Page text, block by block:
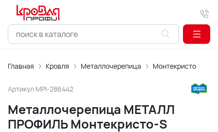
Главная Кровля Металлочерепица Монтекристо
Артикул MPI-286442
Металлочерепица МЕТАЛЛ
ПРОФИЛЬ Монтекристо-S